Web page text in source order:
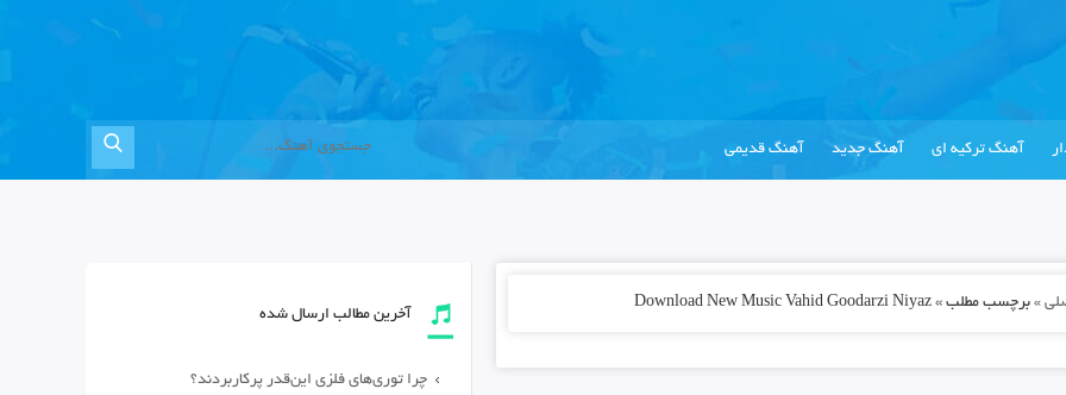
آهنگ ترکیه ای آهنگ جدید آهنگ قدیمی
» برچسب مطلب » Download New Music Vahid Goodarzi Niyaz
آخرین مطالب ارسال شده
چرا توری‌های فلزی این‌قدر پرکاربردند؟